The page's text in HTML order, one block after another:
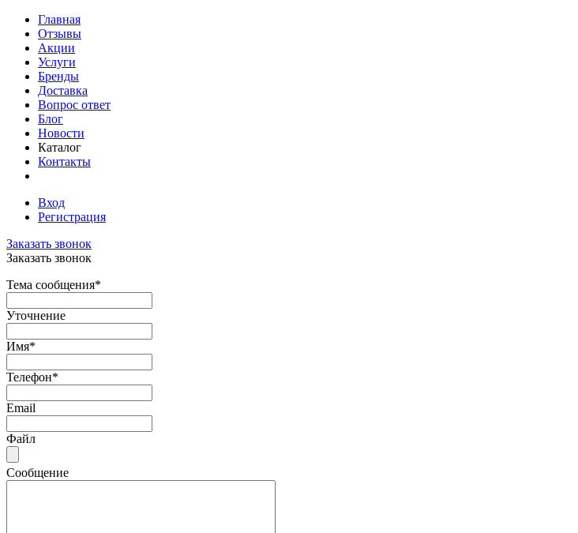
Главная
Отзывы
Акции
Услуги
Бренды
Доставка
Вопрос ответ
Блог
Новости
Каталог
Контакты
Вход
Регистрация
Заказать звонок
Заказать звонок
Тема сообщения*
Уточнение
Имя*
Телефон*
Email
Файл
Сообщение